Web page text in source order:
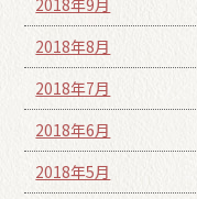
2018年9月
2018年8月
2018年7月
2018年6月
2018年5月